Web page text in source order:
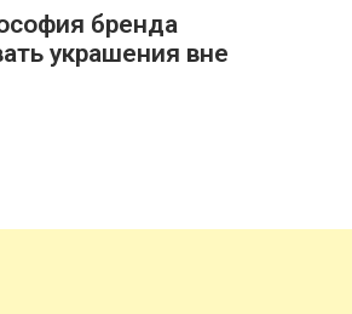
бренда
украшения вне